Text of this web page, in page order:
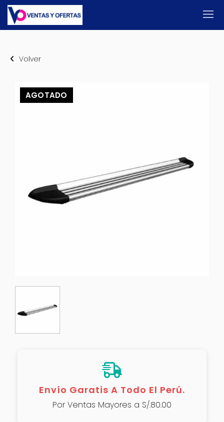
Volver
AGOTADO
Envío Garatis A Todo El Perú.
Por Ventas Mayores a S/.80.00